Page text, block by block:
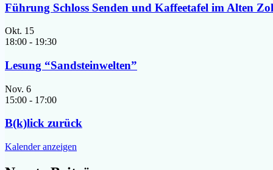
Führung Schloss Senden und Kaffeetafel im Alten
Okt. 15
18:00 - 19:30
Lesung “Sandsteinwelten”
Nov. 6
15:00 - 17:00
B(k)lick zurück
Kalender anzeigen